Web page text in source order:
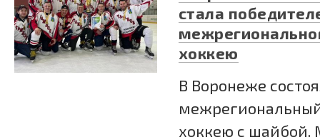
стала
хоккею
В Воронеже
хоккею с шайбой.